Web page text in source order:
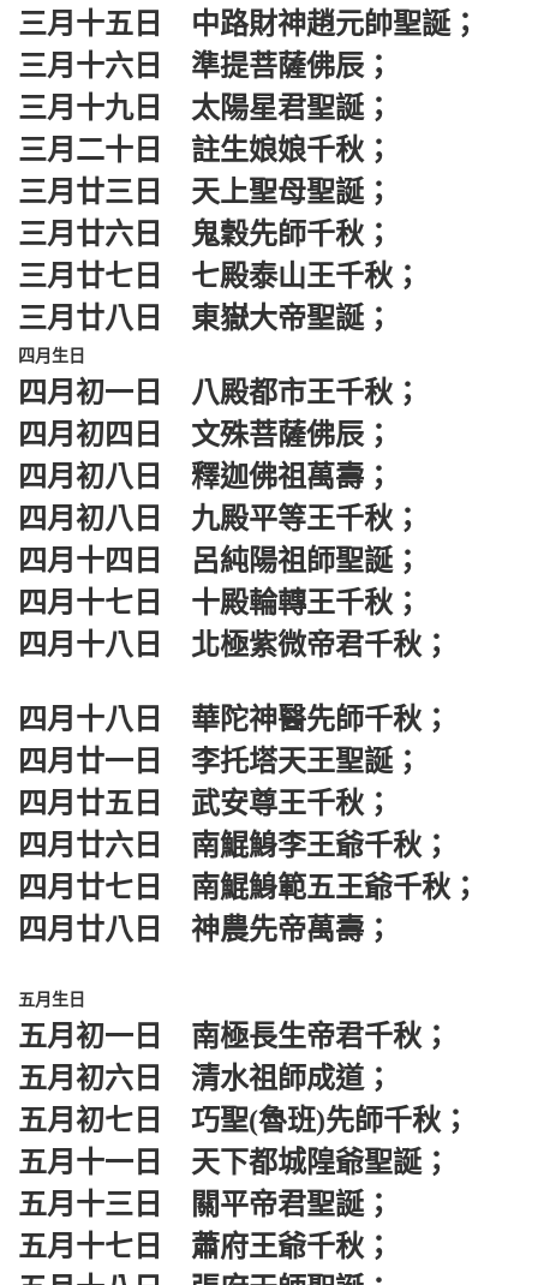
三月十五日 中路財神趙元帥聖誕；
三月十六日 準提菩薩佛辰；
三月十九日 太陽星君聖誕；
三月二十日 註生娘娘千秋；
三月廿三日 天上聖母聖誕；
三月廿六日 鬼穀先師千秋；
三月廿七日 七殿泰山王千秋；
三月廿八日 東嶽大帝聖誕；
四月生日
四月初一日 八殿都市王千秋；
四月初四日 文殊菩薩佛辰；
四月初八日 釋迦佛祖萬壽；
四月初八日 九殿平等王千秋；
四月十四日 呂純陽祖師聖誕；
四月十七日 十殿輪轉王千秋；
四月十八日 北極紫微帝君千秋；
四月十八日 華陀神醫先師千秋；
四月廿一日 李托塔天王聖誕；
四月廿五日 武安尊王千秋；
四月廿六日 南鯤鯓李王爺千秋；
四月廿七日 南鯤鯓範五王爺千秋；
四月廿八日 神農先帝萬壽；
五月生日
五月初一日 南極長生帝君千秋；
五月初六日 清水祖師成道；
五月初七日 巧聖(魯班)先師千秋；
五月十一日 天下都城隍爺聖誕；
五月十三日 關平帝君聖誕；
五月十七日 蕭府王爺千秋；